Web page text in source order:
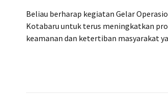
Beliau berharap kegiatan Gelar
Kotabaru untuk terus meningkatkan
keamanan dan ketertiban masyarakat